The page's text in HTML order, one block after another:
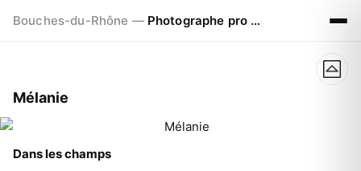
Bouches-du-Rhône — Photographe pro à Marseille - Aix - Avignon
Mélanie
Dans les champs